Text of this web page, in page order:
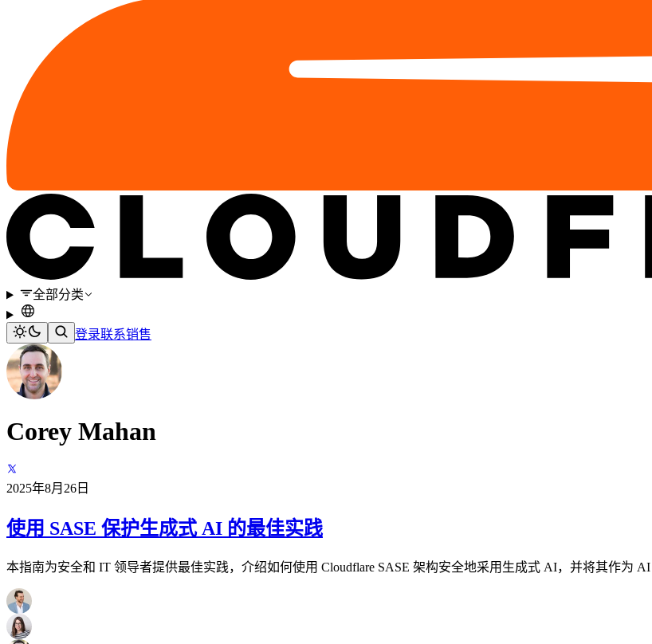
全部分类
登录联系销售
Corey Mahan
2025年8月26日
使用 SASE 保护生成式 AI 的最佳实践
本指南为安全和 IT 领导者提供最佳实践，介绍如何使用 Cloudflare SASE 架构安全地采用生成式 AI，并将其作为